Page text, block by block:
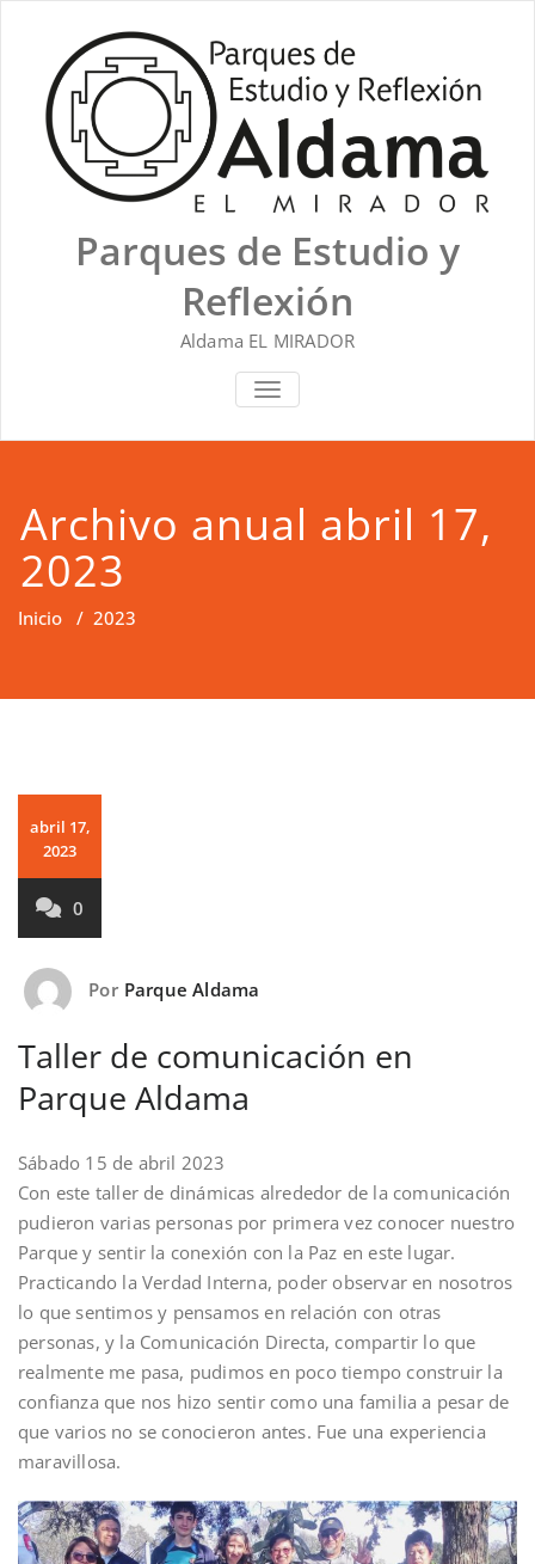
contenido
Parques de Estudio y
Reflexión
Aldama EL MIRADOR
ALTERNAR NAVEGACIÓN
Archivo anual abril 17,
2023
Inicio / 2023
abril 17,
2023
0
Por Parque Aldama
Taller de comunicación en
Parque Aldama
Sábado 15 de abril 2023
Con este taller de dinámicas alrededor de la comunicación
pudieron varias personas por primera vez conocer nuestro
Parque y sentir la conexión con la Paz en este lugar.
Practicando la Verdad Interna, poder observar en nosotros
lo que sentimos y pensamos en relación con otras
personas, y la Comunicación Directa, compartir lo que
realmente me pasa, pudimos en poco tiempo construir la
confianza que nos hizo sentir como una familia a pesar de
que varios no se conocieron antes. Fue una experiencia
maravillosa.